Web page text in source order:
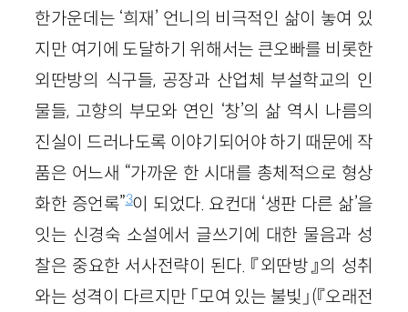
한가운데는 ‘희재’ 언니의 비극적인 삶이 놓여 있
지만 여기에 도달하기 위해서는 큰오빠를 비롯한
외딴방의 식구들, 공장과 산업체 부설학교의 인
물들, 고향의 부모와 연인 ‘창’의 삶 역시 나름의
진실이 드러나도록 이야기되어야 하기 때문에 작
품은 어느새 “가까운 한 시대를 총체적으로 형상
화한 증언록”3이 되었다. 요컨대 ‘생판 다른 삶’을
잇는 신경숙 소설에서 글쓰기에 대한 물음과 성
찰은 중요한 서사전략이 된다. 『외딴방』의 성취
와는 성격이 다르지만 「모여 있는 불빛」(『오래전